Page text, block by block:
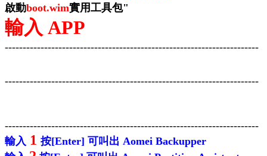
啟動boot.wim實用工具包"
輸入 APP
-----------------------------------------------------------------------
-----------------------------------------------------------------------
-----------------------------------------------------------------------
輸入 1 按[Enter] 可叫出 Aomei Backupper